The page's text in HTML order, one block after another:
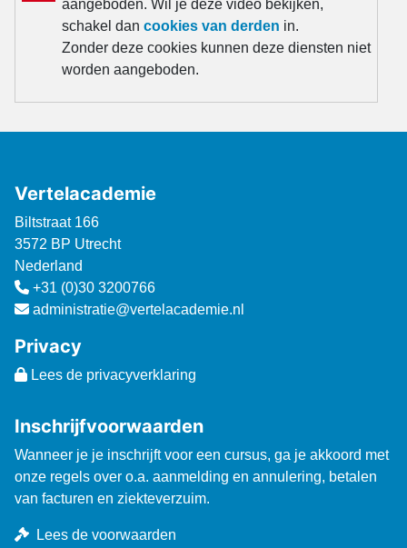
aangeboden. Wil je deze video bekijken,
schakel dan cookies van derden in.
Zonder deze cookies kunnen deze diensten niet
worden aangeboden.
Vertelacademie
Biltstraat 166
3572 BP Utrecht
Nederland
+31 (0)30 3200766
administratie@vertelacademie.nl
Privacy
Lees de privacyverklaring
Inschrijfvoorwaarden
Wanneer je je inschrijft voor een cursus, ga je akkoord met
onze regels over o.a. aanmelding en annulering, betalen
van facturen en ziekteverzuim.
Lees de voorwaarden